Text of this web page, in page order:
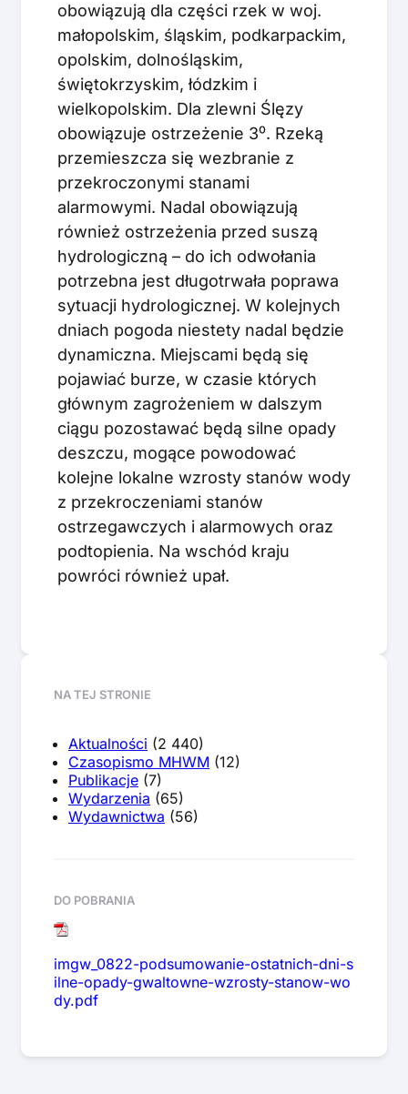
obowiązują dla części rzek w woj.
małopolskim, śląskim, podkarpackim,
opolskim, dolnośląskim,
świętokrzyskim, łódzkim i
wielkopolskim. Dla zlewni Ślęzy
obowiązuje ostrzeżenie 3⁰. Rzeką
przemieszcza się wezbranie z
przekroczonymi stanami
alarmowymi. Nadal obowiązują
również ostrzeżenia przed suszą
hydrologiczną – do ich odwołania
potrzebna jest długotrwała poprawa
sytuacji hydrologicznej. W kolejnych
dniach pogoda niestety nadal będzie
dynamiczna. Miejscami będą się
pojawiać burze, w czasie których
głównym zagrożeniem w dalszym
ciągu pozostawać będą silne opady
deszczu, mogące powodować
kolejne lokalne wzrosty stanów wody
z przekroczeniami stanów
ostrzegawczych i alarmowych oraz
podtopienia. Na wschód kraju
powróci również upał.
NA TEJ STRONIE
Aktualności (2 440)
Czasopismo MHWM (12)
Publikacje (7)
Wydarzenia (65)
Wydawnictwa (56)
DO POBRANIA
imgw_0822-podsumowanie-ostatnich-dni-s
ilne-opady-gwaltowne-wzrosty-stanow-wo
dy.pdf